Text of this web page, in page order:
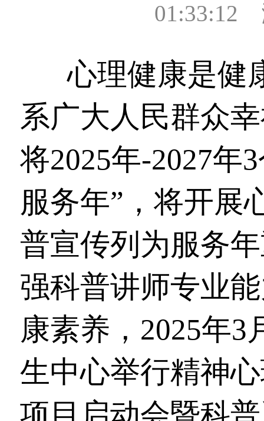
01:33:12
心理健康是健
系广大人民群众
将2025年-2027年
服务年”，将开展
普宣传列为服务
强科普讲师专业
康素养，2025年3
生中心举行精神